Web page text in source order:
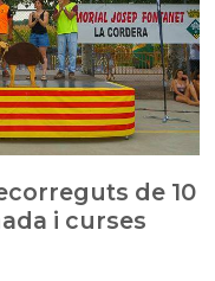
de 10
i curses